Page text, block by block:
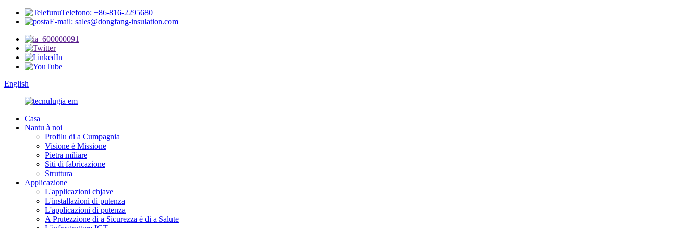
Telefono: +86-816-2295680
E-mail: sales@dongfang-insulation.com
English
Casa
Nantu à noi
Profilu di a Cumpagnia
Visione è Missione
Pietra miliare
Siti di fabricazione
Struttura
Applicazione
L'applicazioni chjave
L'installazioni di putenza
L'applicazioni di putenza
A Prutezzione di a Sicurezza è di a Salute